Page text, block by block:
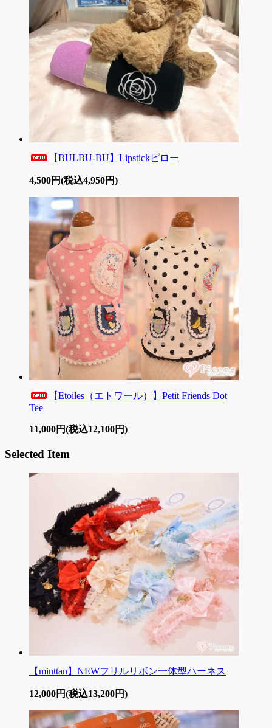
【BULBU-BU】Lipstickピロー
4,500円(税込4,950円)
【Etoiles（エトワール）】Petit Friends Dot
Tee
11,000円(税込12,100円)
Selected Item
【minttan】NEWフリルリボン一体型ハーネス
12,000円(税込13,200円)